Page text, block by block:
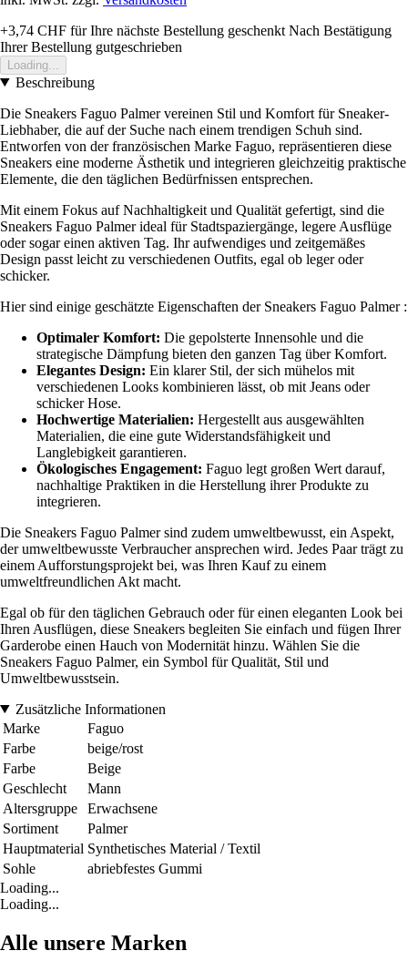
+3,74 CHF für Ihre nächste Bestellung geschenkt Nach Bestätigung
Ihrer Bestellung gutgeschrieben
Loading...
Beschreibung
Die Sneakers Faguo Palmer vereinen Stil und Komfort für Sneaker-
Liebhaber, die auf der Suche nach einem trendigen Schuh sind.
Entworfen von der französischen Marke Faguo, repräsentieren diese
Sneakers eine moderne Ästhetik und integrieren gleichzeitig praktische
Elemente, die den täglichen Bedürfnissen entsprechen.
Mit einem Fokus auf Nachhaltigkeit und Qualität gefertigt, sind die
Sneakers Faguo Palmer ideal für Stadtspaziergänge, legere Ausflüge
oder sogar einen aktiven Tag. Ihr aufwendiges und zeitgemäßes
Design passt leicht zu verschiedenen Outfits, egal ob leger oder
schicker.
Hier sind einige geschätzte Eigenschaften der Sneakers Faguo Palmer :
Optimaler Komfort: Die gepolsterte Innensohle und die
strategische Dämpfung bieten den ganzen Tag über Komfort.
Elegantes Design: Ein klarer Stil, der sich mühelos mit
verschiedenen Looks kombinieren lässt, ob mit Jeans oder
schicker Hose.
Hochwertige Materialien: Hergestellt aus ausgewählten
Materialien, die eine gute Widerstandsfähigkeit und
Langlebigkeit garantieren.
Ökologisches Engagement: Faguo legt großen Wert darauf,
nachhaltige Praktiken in die Herstellung ihrer Produkte zu
integrieren.
Die Sneakers Faguo Palmer sind zudem umweltbewusst, ein Aspekt,
der umweltbewusste Verbraucher ansprechen wird. Jedes Paar trägt zu
einem Aufforstungsprojekt bei, was Ihren Kauf zu einem
umweltfreundlichen Akt macht.
Egal ob für den täglichen Gebrauch oder für einen eleganten Look bei
Ihren Ausflügen, diese Sneakers begleiten Sie einfach und fügen Ihrer
Garderobe einen Hauch von Modernität hinzu. Wählen Sie die
Sneakers Faguo Palmer, ein Symbol für Qualität, Stil und
Umweltbewusstsein.
Zusätzliche Informationen
Marke
Faguo
Farbe
beige/rost
Farbe
Beige
Geschlecht
Mann
Altersgruppe
Erwachsene
Sortiment
Palmer
Hauptmaterial Synthetisches Material / Textil
Sohle
abriebfestes Gummi
Loading...
Loading...
Alle unsere Marken